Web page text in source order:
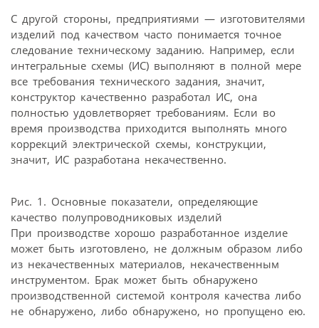
С другой стороны, предприятиями — изготовителями
изделий под качеством часто понимается точное
следование техническому заданию. Например, если
интегральные схемы (ИС) выполняют в полной мере
все требования технического задания, значит,
конструктор качественно разработал ИС, она
полностью удовлетворяет требованиям. Если во
время производства приходится выполнять много
коррекций электрической схемы, конструкции,
значит, ИС разработана некачественно.
Рис. 1. Основные показатели, определяющие
качество полупроводниковых изделий
При производстве хорошо разработанное изделие
может быть изготовлено, не должным образом либо
из некачественных материалов, некачественным
инструментом. Брак может быть обнаружено
производственной системой контроля качества либо
не обнаружено, либо обнаружено, но пропущено ею.